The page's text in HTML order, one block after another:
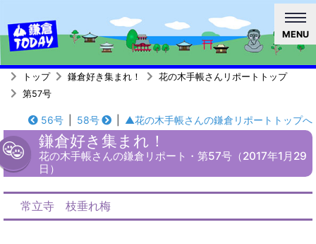
MENU
トップ 鎌倉好き集まれ！
花の木手帳さんリポートトップ
第57号
56号 58号 ▲花の木手帳さんの鎌倉リポートトップへ
鎌倉好き集まれ！
花の木手帳さんの鎌倉リポート・第57号（2017年1月29
日）
常立寺 枝垂れ梅